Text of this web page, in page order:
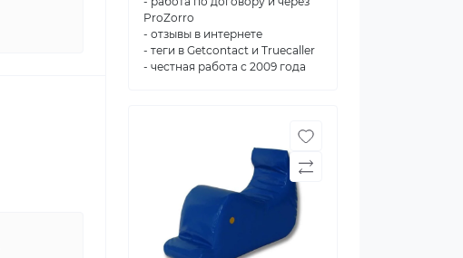
ProZorro
- отзывы в интернете
- теги в Getcontact и Truecaller
- честная работа с 2009 года